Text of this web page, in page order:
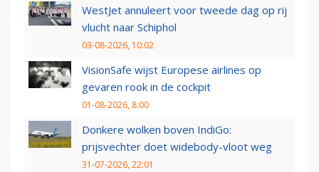
WestJet annuleert voor tweede dag op rij
vlucht naar Schiphol
03-08-2026, 10:02
VisionSafe wijst Europese airlines op
gevaren rook in de cockpit
01-08-2026, 8:00
Donkere wolken boven IndiGo:
prijsvechter doet widebody-vloot weg
31-07-2026, 22:01